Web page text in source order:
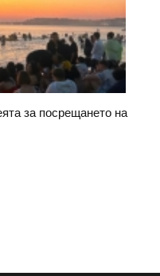
за посрещането на